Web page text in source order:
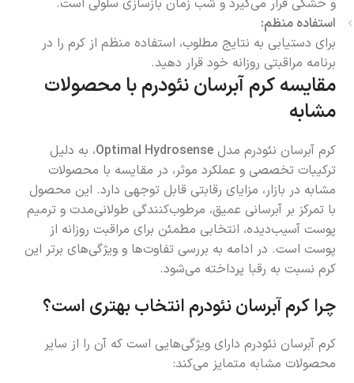
و خشکی قرار می‌گیرد و شب زمان بازسازی سلولی است.
استفاده منظم:
برای دستیابی به نتایج مطلوب، استفاده منظم از کرم را در
برنامه مراقبتی روزانه خود قرار دهید.
مقایسه کرم آبرسان نئودرم با محصولات
مشابه
کرم آبرسان نئودرم مدلOptimal Hydrosense، به دلیل
ترکیبات تخصصی و عملکرد موثر، در مقایسه با محصولات
مشابه در بازار، مزایای رقابتی قابل توجهی دارد. این محصول
با تمرکز بر آبرسانی عمیق، مرطوب‌کنندگی طولانی‌مدت و ترمیم
پوست آسیب‌دیده، انتخابی مطمئن برای مراقبت روزانه از
پوست است. در ادامه به بررسی تفاوت‌ها و ویژگی‌های برتر این
کرم نسبت به رقبا پرداخته می‌شود.
چرا کرم آبرسان نئودرم انتخاب بهتری است؟
کرم آبرسان نئودرم دارای ویژگی‌هایی است که آن را از سایر
محصولات مشابه متمایز می‌کند: